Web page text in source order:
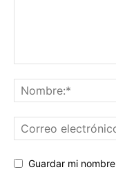
Guardar mi